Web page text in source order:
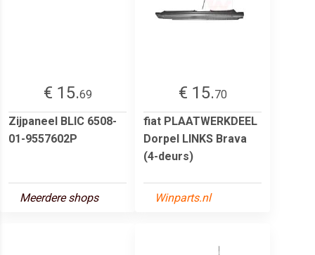
€ 15.69
Zijpaneel BLIC 6508-
01-9557602P
Meerdere shops
€ 15.70
fiat PLAATWERKDEEL
Dorpel LINKS Brava
(4-deurs)
Winparts.nl